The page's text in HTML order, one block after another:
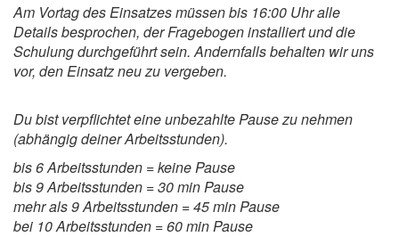
Am Vortag des Einsatzes müssen bis 16:00 Uhr alle
Details besprochen, der Fragebogen installiert und die
Schulung durchgeführt sein. Andernfalls behalten wir uns
vor, den Einsatz neu zu vergeben.
Du bist verpflichtet eine unbezahlte Pause zu nehmen
(abhängig deiner Arbeitsstunden).
bis 6 Arbeitsstunden = keine Pause
bis 9 Arbeitsstunden = 30 min Pause
mehr als 9 Arbeitsstunden = 45 min Pause
bei 10 Arbeitsstunden = 60 min Pause